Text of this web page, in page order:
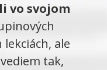
vo svojom
ale
tak,